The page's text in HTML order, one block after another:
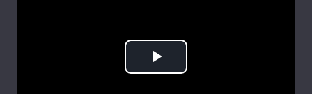
Вакансії
Play